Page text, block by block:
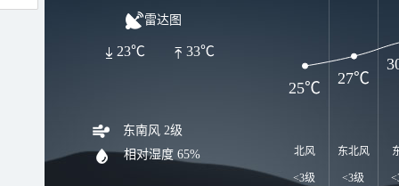
雷达图
33℃
23℃
东南风 2级
相对湿度 65% 北风
<3级
东北风
<3级
25℃
27℃